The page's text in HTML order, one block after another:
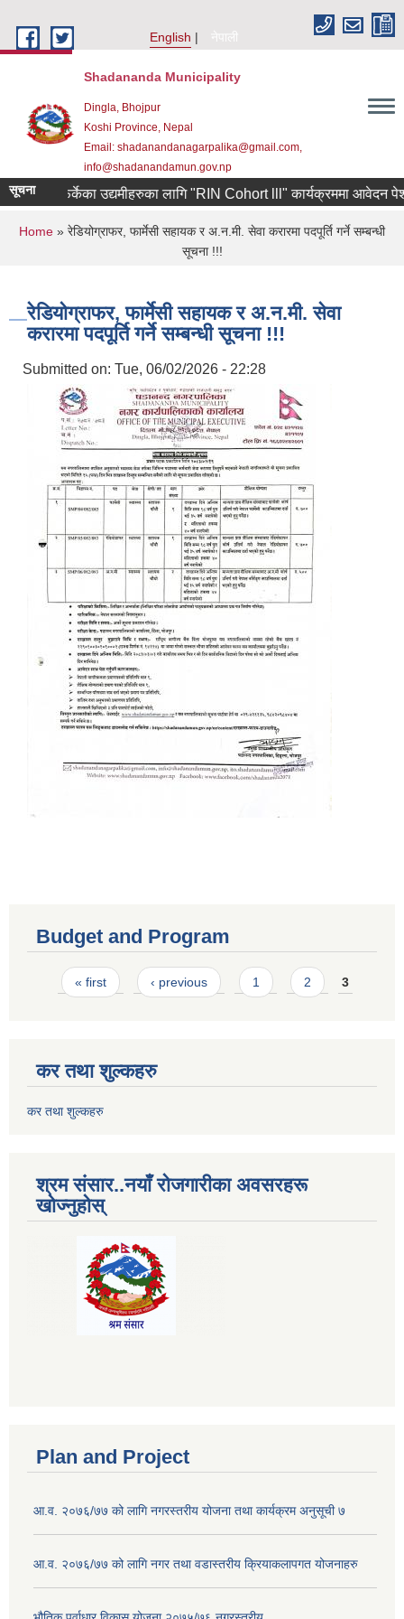
English
नेपाली
Shadananda Municipality
Dingla, Bhojpur
Koshi Province, Nepal
Email: shadanandanagarpalika@gmail.com,
info@shadanandamun.gov.np
सूचना फर्केका उद्यमीहरुका लागि "RIN Cohort lll" कार्यक्रममा आवेदन पेश
You are here
Home » रेडियोग्राफर, फार्मेसी सहायक र अ.न.मी. सेवा करारमा पदपूर्ति गर्ने सम्बन्धी
सूचना !!!
रेडियोग्राफर, फार्मेसी सहायक र अ.न.मी. सेवा
करारमा पदपूर्ति गर्ने सम्बन्धी सूचना !!!
Submitted on: Tue, 06/02/2026 - 22:28
Budget and Program
Pages
« first ‹ previous 1 2 3
कर तथा शुल्कहरु
कर तथा शुल्कहरु
श्रम संसार..नयाँ रोजगारीका अवसरहरू
खोज्नुहोस्
Plan and Project
आ.व. २०७६/७७ को लागि नगरस्तरीय योजना तथा कार्यक्रम अनुसूची ७
आ.व. २०७६/७७ को लागि नगर तथा वडास्तरीय क्रियाकलापगत योजनाहरु